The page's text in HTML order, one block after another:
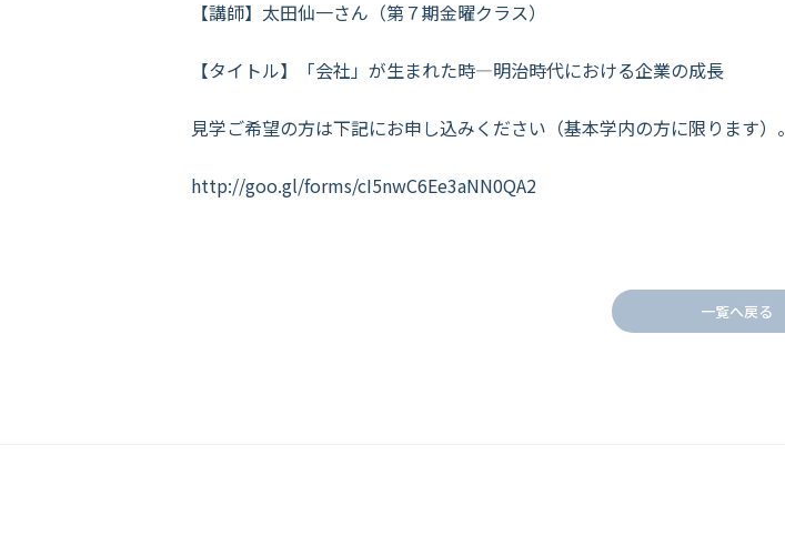
【講師】太田仙一さん（第７期金曜クラス）
【タイトル】「会社」が生まれた時―明治時代における企業の成長
見学ご希望の方は下記にお申し込みください（基本学内の方に限ります）。
http://goo.gl/forms/cI5nwC6Ee3aNN0QA2
一覧へ戻る